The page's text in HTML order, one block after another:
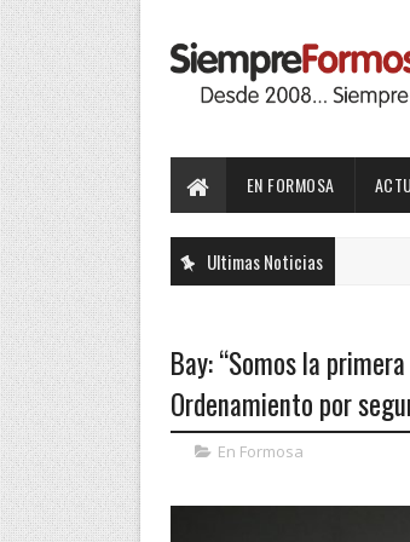
EN FORMOSA
Ultimas Noticias
Bay: “Somos la
Ordenamiento por
En Formosa